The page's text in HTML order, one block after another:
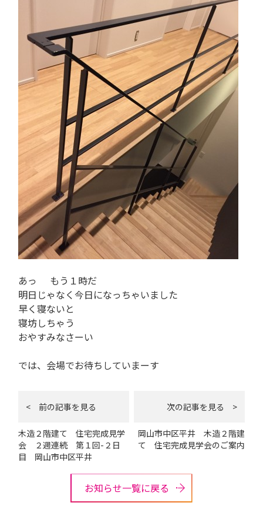
あっ
もう１時だ
明日じゃなく今日になっちゃいました
早く寝ないと
寝坊しちゃう
おやすみなさーい
では、会場でお待ちしていまーす
< 前の記事を見る
木造２階建て 住宅完成見学
会 ２週連続 第１回-２日
目 岡山市中区平井
次の記事を見る >
岡山市中区平井 木造２階建
て 住宅完成見学会のご案内
お知らせ一覧に戻る